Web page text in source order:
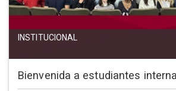
INSTITUCIONAL
Bienvenida a estudiantes